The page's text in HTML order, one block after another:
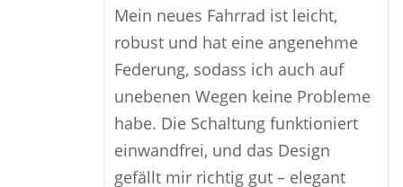
Mein neues Fahrrad ist leicht,
robust und hat eine angenehme
Federung, sodass ich auch auf
unebenen Wegen keine Probleme
habe. Die Schaltung funktioniert
einwandfrei, und das Design
gefällt mir richtig gut – elegant